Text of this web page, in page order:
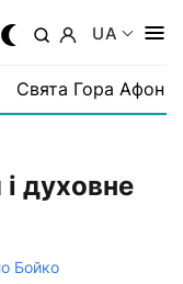
UA
Свята Гора Афон
духовне
Бойко